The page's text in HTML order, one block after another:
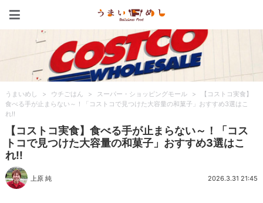
うまいめし > ウチごはん > スーパー・ショッピングモール >
【コストコ実食】
食べる手が止まらない～！「コストコで見つけた大容量の和菓子」おすすめ3選はこ
れ!!
【コストコ実食】食べる手が止まらない～！「コス
トコで見つけた大容量の和菓子」おすすめ3選はこ
れ!!
上原 純 2026.3.31 21:45